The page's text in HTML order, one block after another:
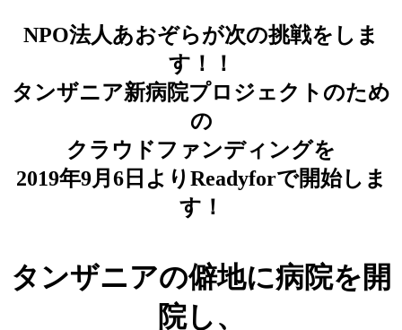
NPO法人あおぞらが次の挑戦をしま
す！！
タンザニア新病院プロジェクトのため
の
クラウドファンディングを
2019年9月6日よりReadyforで開始しま
す！
タンザニアの僻地に病院を開
院し、